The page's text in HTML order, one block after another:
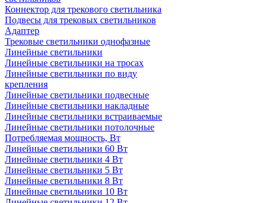
Коннектор для трекового светильника
Подвесы для трековых светильников
Адаптер
Трековые светильники однофазные
Линейные светильники
Линейные светильники на тросах
Линейные светильники по виду
крепления
Линейные светильники подвесные
Линейные светильники накладные
Линейные светильники встраиваемые
Линейные светильники потолочные
Потребляемая мощность, Вт
Линейные светильники 60 Вт
Линейные светильники 4 Вт
Линейные светильники 5 Вт
Линейные светильники 8 Вт
Линейные светильники 10 Вт